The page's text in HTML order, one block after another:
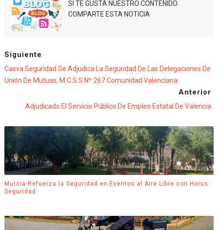
SI TE GUSTA NUESTRO CONTENIDO
COMPARTE ESTA NOTICIA
Siguiente
Casva Seguridad Se Adjudica La Seguridad De Las Delegaciones De
Unión De Mutuas, M.C.S.S.nº 267 Comunidad Valenciana
Anterior
Adjudicado El Servicio Público De Empleo Estatal De Valencia
Murcia Refuerza la Seguridad en Eventos al Aire Libre con Horus
Seguridad